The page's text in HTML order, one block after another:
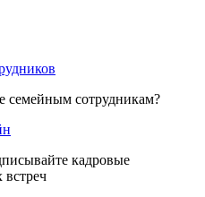
семейным сотрудникам?
кадровые
встреч